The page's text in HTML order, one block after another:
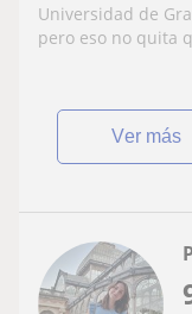
Universidad de
pero eso no quita
ver más